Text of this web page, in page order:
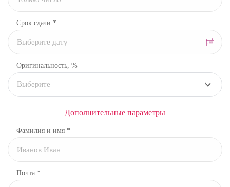
Срок сдачи *
Оригинальность, %
Выберите
Дополнительные параметры
Фамилия и имя *
Почта *